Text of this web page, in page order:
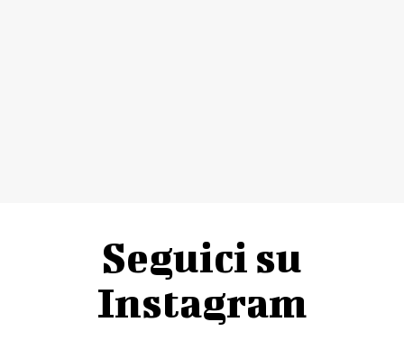
Seguici su
Instagram